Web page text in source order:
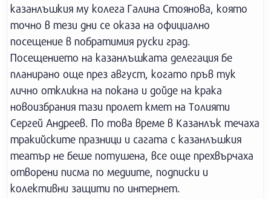
казанлъшкия му колега Галина Стоянова, която
точно в тези дни се оказа на официално
посещение в побратимия руски град.
Посещението на казанлъшката делегация бе
планирано още през август, когато пръв тук
лично откликна на покана и дойде на крака
новоизбрания тази пролет кмет на Толияти
Сергей Андреев. По това време в Казанлък течаха
тракийските празници и сагата с казанлъшкия
театър не беше потушена, все още прехвърчаха
отворени писма по медиите, подписки и
колективни защити по интернет.